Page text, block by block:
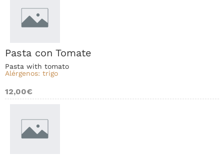
Pasta con Tomate
Pasta with tomato
Alérgenos: trigo
12,00€